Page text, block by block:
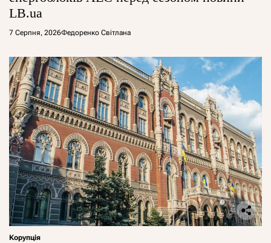
LB.ua
7 Серпня, 2026Федоренко Світлана
Корупція